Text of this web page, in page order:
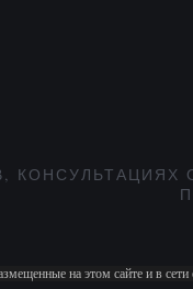
на этом сайте и в